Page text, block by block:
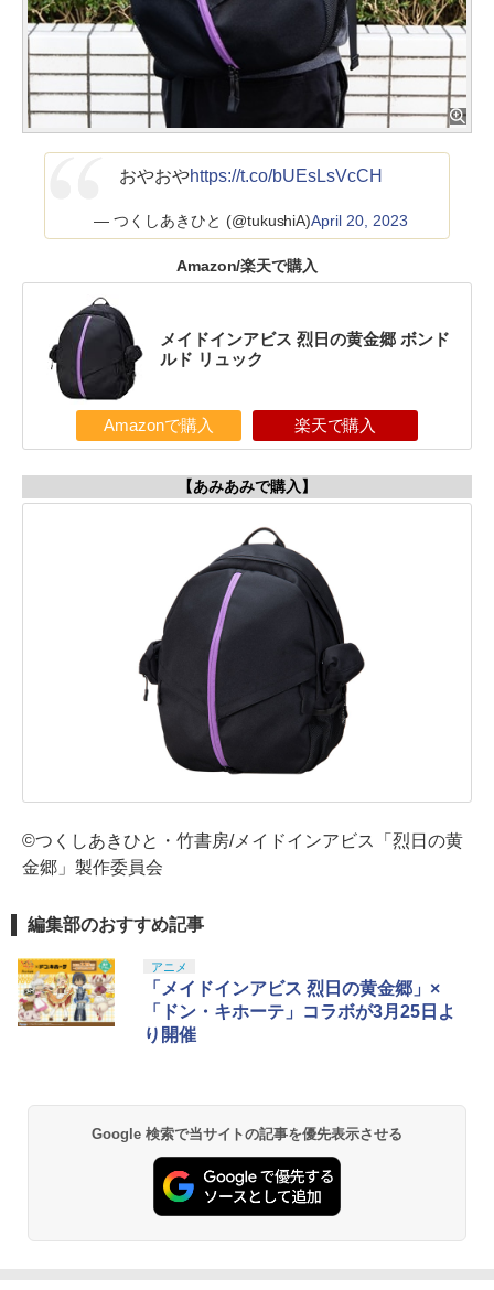
おやおやhttps://t.co/bUEsLsVcCH
— つくしあきひと (@tukushiA)April 20, 2023
Amazon/楽天で購入
メイドインアビス 烈日の黄金郷 ボンド
ルド リュック
Amazonで購入 楽天で購入
【あみあみで購入】
©つくしあきひと・竹書房/メイドインアビス「烈日の黄
金郷」製作委員会
編集部のおすすめ記事
アニメ
「メイドインアビス 烈日の黄金郷」×
「ドン・キホーテ」コラボが3月25日よ
り開催
Google 検索で当サイトの記事を優先表示させる